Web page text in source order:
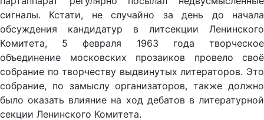
сигналы. Кстати, не случайно за день до начала
обсуждения кандидатур в литсекции Ленинского
Комитета, 5 февраля 1963 года творческое
объединение московских прозаиков провело своё
собрание по творчеству выдвинутых литераторов. Это
собрание, по замыслу организаторов, также должно
было оказать влияние на ход дебатов в литературной
секции Ленинского Комитета.